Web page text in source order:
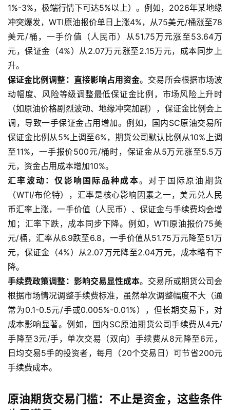
1%-3%，极端行情下可达5%以上）。例如，2026年某地缘
冲突爆发，WTI原油报价单日上涨4%，从75美元/桶涨至78
美元/桶，一手价值（人民币）从51.75万元涨至53.64万
元，保证金（4%）从2.07万元涨至2.15万元，成本同步上
升。
保证金比例调整：直接影响占用资金。交易所会根据市场波
动幅度、风险等级调整最低保证金比例，市场风险上升时
（如原油价格剧烈波动、地缘冲突加剧），保证金比例会上
调，导致一手保证金占用增加。例如，国内SC原油交易所
保证金比例从5%上调至6%，期货公司默认比例从10%上调
至11%，一手报价500元/桶时，保证金从5万元涨至5.5万
元，资金占用成本增加10%。
汇率波动：仅影响国际品种成本。对于国际原油期货
（WTI/布伦特），汇率是核心影响因素之一，美元兑人民
币汇率上涨，一手价值（人民币）、保证金与手续费均会增
加；汇率下跌，成本同步下降。例如，WTI原油报价75美
元/桶，汇率从6.9跌至6.8，一手价值从51.75万元降至51万
元，保证金（4%）从2.07万元降至2.04万元，成本略有下
降。
手续费政策调整：影响交易显性成本。交易所或期货公司会
根据市场情况调整手续费标准，虽然单次调整幅度不大（通
常为0.1-0.5元/手或0.005%-0.01%），但长期交易下，对
成本影响显著。例如，国内SC原油期货公司手续费从4元/
手降至3元/手，单次交易（双向）手续费从8元降至6元，
日均交易5手的投资者，每月（20个交易日）可节省200元
手续费成本。
原油期货交易门槛：不止是资金，这些条件